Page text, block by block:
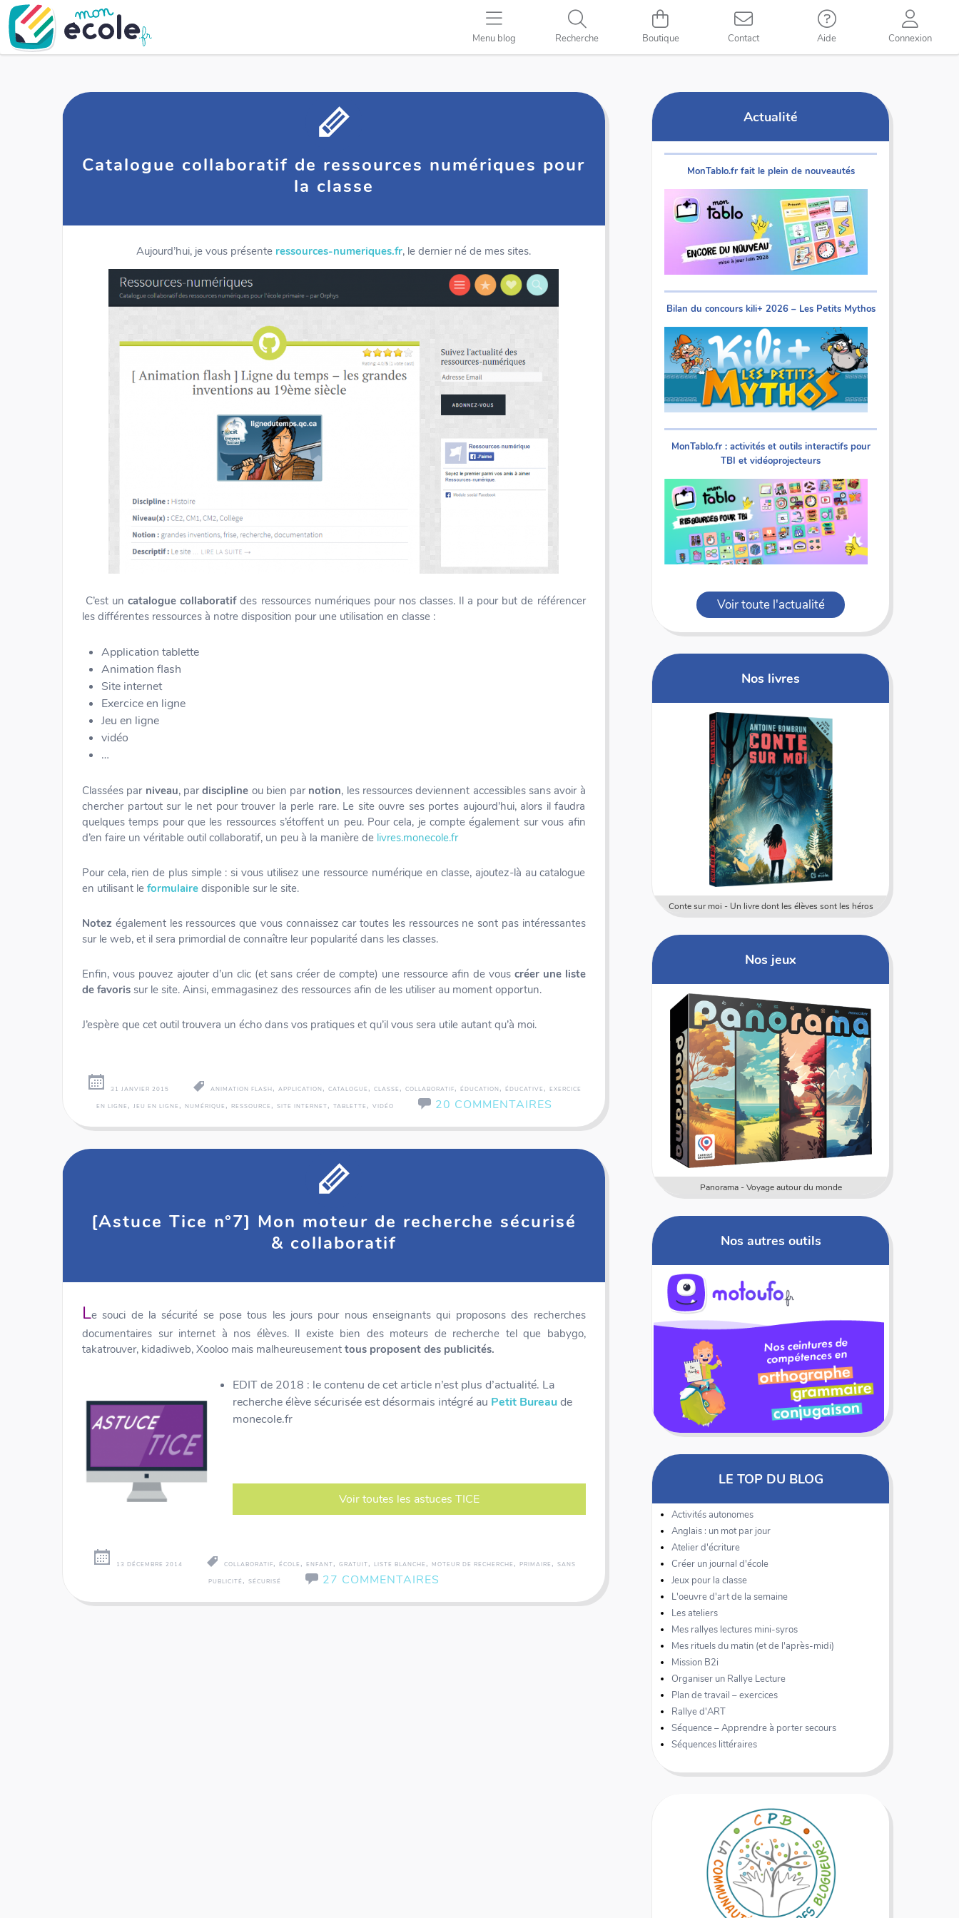
Menu blog Recherche Boutique Contact Aide Connexion
Catalogue collaboratif de ressources numériques pour
la classe
Aujourd’hui, je vous présente ressources-numeriques.fr, le dernier né de mes sites.
C’est uncatalogue collaboratifdes ressources numériques pour nos classes. Il a pour but de référencer
les différentes ressources à notre disposition pour une utilisation en classe :
Application tablette
Animation flash
Site internet
Exercice en ligne
Jeu en ligne
vidéo
…
Classées par niveau, pardiscipline ou bien par notion, les ressources deviennent accessibles sans avoir à
chercher partout sur le net pour trouver la perle rare. Le site ouvre ses portes aujourd’hui, alors il faudra
quelques temps pour que les ressources s’étoffent un peu. Pour cela, je compte également sur vous afin
d’en faire un véritable outil collaboratif, un peu à la manière de livres.monecole.fr
Pour cela, rien de plus simple : si vous utilisez une ressource numérique en classe, ajoutez-là au catalogue
en utilisant le formulaire disponible sur le site.
Notez également les ressources que vous connaissez car toutes les ressources ne sont pas intéressantes
sur le web, et il sera primordial de connaître leur popularité dans les classes.
Enfin, vous pouvez ajouter d’un clic (et sans créer de compte) une ressource afin de vous créer une liste
de favoris sur le site. Ainsi, emmagasinez des ressources afin de les utiliser au moment opportun.
J’espère que cet outil trouvera un écho dans vos pratiques et qu’il vous sera utile autant qu’à moi.
31 JANVIER 2015 ANIMATION FLASH,APPLICATION ,CATALOGUE ,CLASSE ,COLLABORATIF,ÉDUCATION ,ÉDUCATIVE ,EXERCICE
EN LIGNE , JEU EN LIGNE , NUMÉRIQUE , RESSOURCE , SITE INTERNET, TABLETTE , VIDÉO 20 COMMENTAIRES
[Astuce Tice n°7] Mon moteur de recherche sécurisé
& collaboratif
Le souci de la sécurité se pose tous les jours pour nous enseignants qui proposons des recherches
documentaires sur internet à nos élèves. Il existe bien des moteurs de recherche tel que babygo,
takatrouver, kidadiweb, Xooloo mais malheureusement tous proposent des publicités.
EDIT de 2018 : le contenu de cet article n’est plus d’actualité. La
recherche élève sécurisée est désormais intégré au Petit Bureaude
monecole.fr
Voir toutes les astuces TICE
13 DÉCEMBRE 2014 COLLABORATIF,ÉCOLE ,ENFANT,GRATUIT,LISTE BLANCHE ,MOTEUR DE RECHERCHE ,PRIMAIRE ,SANS
PUBLICITÉ ,SÉCURISÉ 27 COMMENTAIRES
Actualité
MonTablo.fr fait le plein de nouveautés
Bilan du concours kili+ 2026 – Les Petits Mythos
MonTablo.fr : activités et outils interactifs pour
TBI et vidéoprojecteurs
Voir toute l'actualité
Nos livres
Conte sur moi - Un livre dont les élèves sont les héros
Nos jeux
Numericards - Fractions & Décimaux Numericards - Mesure
Nos autres outils
LE TOP DU BLOG
Activités autonomes
Anglais : un mot par jour
Atelier d'écriture
Créer un journal d'école
Jeux pour la classe
L'oeuvre d'art de la semaine
Les ateliers
Mes rallyes lectures mini-syros
Mes rituels du matin (et de l'après-midi)
Mission B2i
Organiser un Rallye Lecture
Plan de travail – exercices
Rallye d'ART
Séquence – Apprendre à porter secours
Séquences littéraires